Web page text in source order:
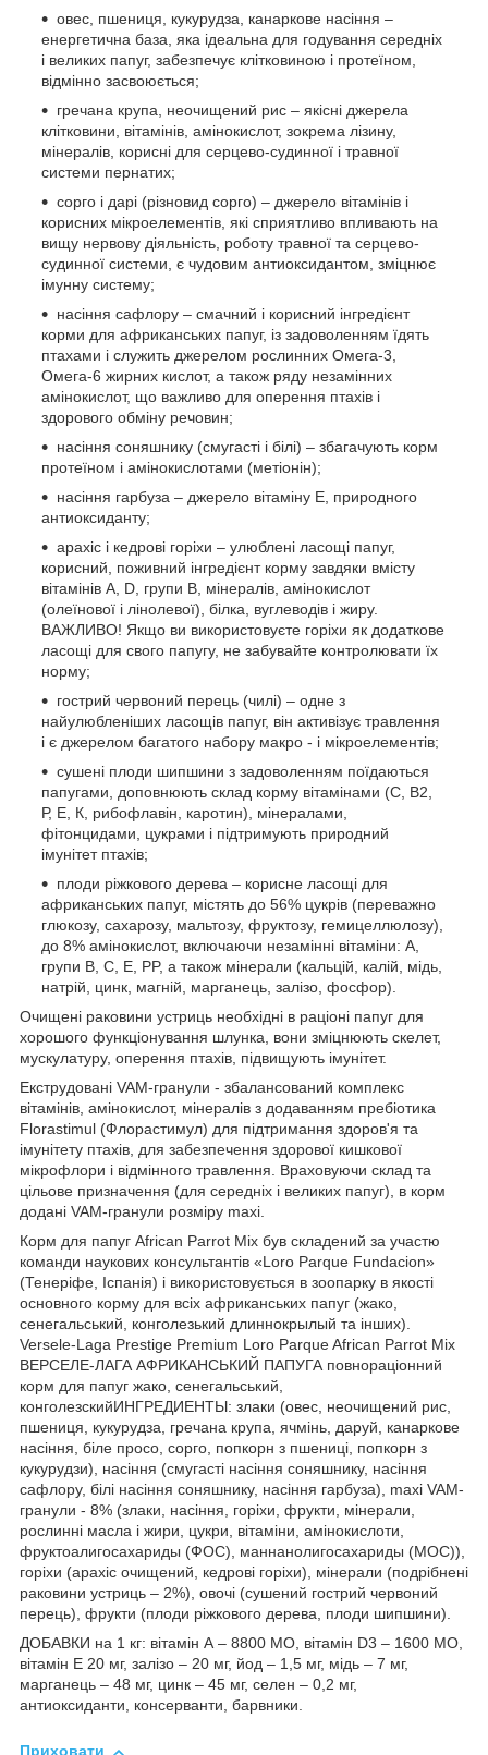
овес, пшениця, кукурудза, канаркове насіння –
енергетична база, яка ідеальна для годування середніх
і великих папуг, забезпечує клітковиною і протеїном,
відмінно засвоюється;
гречана крупа, неочищений рис – якісні джерела
клітковини, вітамінів, амінокислот, зокрема лізину,
мінералів, корисні для серцево-судинної і травної
системи пернатих;
сорго і дарі (різновид сорго) – джерело вітамінів і
корисних мікроелементів, які сприятливо впливають на
вищу нервову діяльність, роботу травної та серцево-
судинної системи, є чудовим антиоксидантом, зміцнює
імунну систему;
насіння сафлору – смачний і корисний інгредієнт
корми для африканських папуг, із задоволенням їдять
птахами і служить джерелом рослинних Омега-3,
Омега-6 жирних кислот, а також ряду незамінних
амінокислот, що важливо для оперення птахів і
здорового обміну речовин;
насіння соняшнику (смугасті і білі) – збагачують корм
протеїном і амінокислотами (метіонін);
насіння гарбуза – джерело вітаміну Е, природного
антиоксиданту;
арахіс і кедрові горіхи – улюблені ласощі папуг,
корисний, поживний інгредієнт корму завдяки вмісту
вітамінів А, D, групи В, мінералів, амінокислот
(олеїнової і лінолевої), білка, вуглеводів і жиру.
ВАЖЛИВО! Якщо ви використовуєте горіхи як додаткове
ласощі для свого папугу, не забувайте контролювати їх
норму;
гострий червоний перець (чилі) – одне з
найулюбленіших ласощів папуг, він активізує травлення
і є джерелом багатого набору макро - і мікроелементів;
сушені плоди шипшини з задоволенням поїдаються
папугами, доповнюють склад корму вітамінами (С, В2,
Р, Е, К, рибофлавін, каротин), мінералами,
фітонцидами, цукрами і підтримують природний
імунітет птахів;
плоди ріжкового дерева – корисне ласощі для
африканських папуг, містять до 56% цукрів (переважно
глюкозу, сахарозу, мальтозу, фруктозу, гемицеллюлозу),
до 8% амінокислот, включаючи незамінні вітаміни: A,
групи В, C, E, PP, а також мінерали (кальцій, калій, мідь,
натрій, цинк, магній, марганець, залізо, фосфор).
Очищені раковини устриць необхідні в раціоні папуг для
хорошого функціонування шлунка, вони зміцнюють скелет,
мускулатуру, оперення птахів, підвищують імунітет.
Екструдовані VAM-гранули - збалансований комплекс
вітамінів, амінокислот, мінералів з додаванням пребіотика
Florastimul (Флорастимул) для підтримання здоров'я та
імунітету птахів, для забезпечення здорової кишкової
мікрофлори і відмінного травлення. Враховуючи склад та
цільове призначення (для середніх і великих папуг), в корм
додані VAM-гранули розміру maxi.
Корм для папуг African Parrot Mix був складений за участю
команди наукових консультантів «Loro Parque Fundacion»
(Тенеріфе, Іспанія) і використовується в зоопарку в якості
основного корму для всіх африканських папуг (жако,
сенегальський, конголезький длиннокрылый та інших).
Versele-Laga Prestige Premium Loro Parque African Parrot Mix
ВЕРСЕЛЕ-ЛАГА АФРИКАНСЬКИЙ ПАПУГА повнораціонний
корм для папуг жако, сенегальський,
конголезскийИНГРЕДИЕНТЫ: злаки (овес, неочищений рис,
пшениця, кукурудза, гречана крупа, ячмінь, даруй, канаркове
насіння, біле просо, сорго, попкорн з пшениці, попкорн з
кукурудзи), насіння (смугасті насіння соняшнику, насіння
сафлору, білі насіння соняшнику, насіння гарбуза), maxi VAM-
гранули - 8% (злаки, насіння, горіхи, фрукти, мінерали,
рослинні масла і жири, цукри, вітаміни, амінокислоти,
фруктоалигосахариды (ФОС), маннанолигосахариды (МОС)),
горіхи (арахіс очищений, кедрові горіхи), мінерали (подрібнені
раковини устриць – 2%), овочі (сушений гострий червоний
перець), фрукти (плоди ріжкового дерева, плоди шипшини).
ДОБАВКИ на 1 кг: вітамін А – 8800 МО, вітамін D3 – 1600 МО,
вітамін Е 20 мг, залізо – 20 мг, йод – 1,5 мг, мідь – 7 мг,
марганець – 48 мг, цинк – 45 мг, селен – 0,2 мг,
антиоксиданти, консерванти, барвники.
Приховати